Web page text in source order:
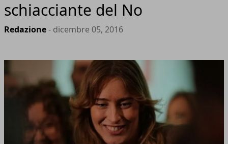
schiacciante del No
Redazione- dicembre 05, 2016